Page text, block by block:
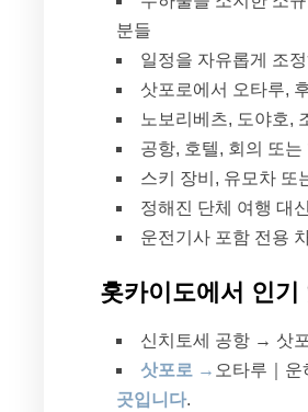
분들
일정을 자유롭게 조
삿포로에서 오타루,
노보리베츠, 도야호,
공항, 호텔, 회의 또
스키 장비, 유모차 또
정해진 단체 여행 대
운전기사 포함 전용
홋카이도에서 인
신치토세 공항 → 삿
삿포로 → 오타루｜운
곳입니다.